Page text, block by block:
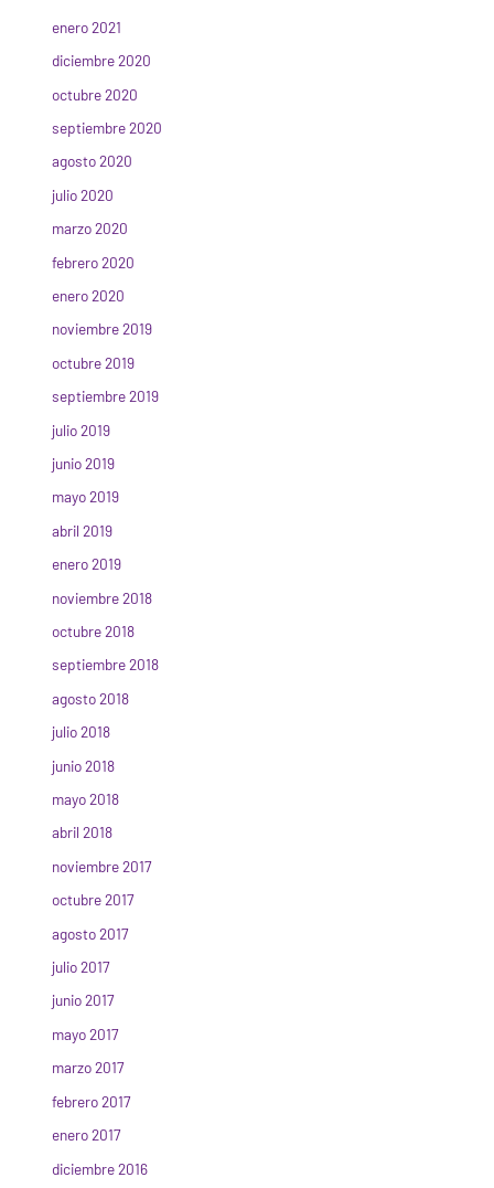
enero 2021
diciembre 2020
octubre 2020
septiembre 2020
agosto 2020
julio 2020
marzo 2020
febrero 2020
enero 2020
noviembre 2019
octubre 2019
septiembre 2019
julio 2019
junio 2019
mayo 2019
abril 2019
enero 2019
noviembre 2018
octubre 2018
septiembre 2018
agosto 2018
julio 2018
junio 2018
mayo 2018
abril 2018
noviembre 2017
octubre 2017
agosto 2017
julio 2017
junio 2017
mayo 2017
marzo 2017
febrero 2017
enero 2017
diciembre 2016